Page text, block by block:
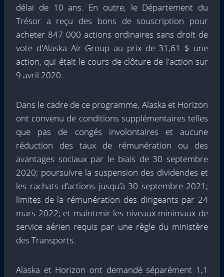
délai de 10 ans. En outre, le Département du
Trésor a reçu des bons de souscription pour
acheter 847 000 actions ordinaires sans droit de
vote d'Alaska Air Group au prix de 31,61 $ une
action, qui était le cours de clôture de l'action sur
9 avril 2020.
Dans le cadre de ce programme, Alaska et Horizon
ont convenu de conditions supplémentaires telles
que pas de congés involontaires et aucune
réduction des taux de rémunération ou des
avantages sociaux par le biais de 30 septembre
2020; poursuivre la suspension des dividendes et
les rachats d’actions jusqu’à 30 septembre 2021 ;
limites de la rémunération des dirigeants par 24
mars 2022; et maintenir les niveaux minimaux de
service aérien requis par une règle du ministère
des Transports.
Alaska et Horizon ont demandé séparément 1,1